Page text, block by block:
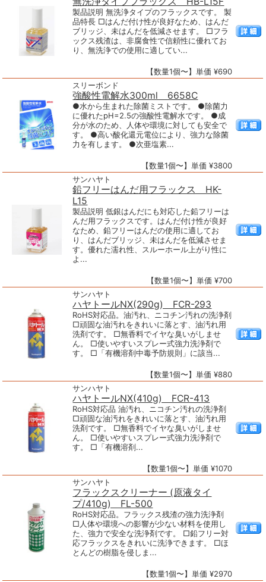
製品説明 無洗浄タイプのフラックスです。 製
品特長 □はんだ付け性が良好なため、はんだ
ブリッジ、未はんだを低減させます。 □フラ
ックス残渣は、非腐食性で信頼性に優れてお
り、無洗浄での使用に適してい...
【数量1個〜】単価 ¥690
スリーボンド
強酸性電解水300ml 6658C
●水から生まれた除菌ミストです。 ●除菌力
に優れたpH=2.5の強酸性電解水です。 ●成
分が水のため、人体や環境に対しても安全で
す。 ●高い酸化還元電位により、強力な除菌
力を有します。 ●次亜塩素...
【数量1個〜】単価 ¥3800
サンハヤト
鉛フリーはんだ用フラックス HK-
L15
製品説明 低銀はんだにも対応した鉛フリーは
んだ用フラックスです。はんだ付け性が良好
なため、鉛フリーはんだの使用に適してお
り、はんだブリッジ、未はんだを低減させま
す。優れた濡れ性、スルーホール上がり性に
よ...
【数量1個〜】単価 ¥700
サンハヤト
ハヤトールNX(290g) FCR-293
RoHS対応品。油汚れ、ニコチン汚れの洗浄剤
□頑固な油汚れをきれいに落とす、油汚れ用
洗剤です。 □無香料でイヤな臭いがしませ
ん。 □使いやすいスプレー式強力洗浄剤で
す。 □「有機溶剤中毒予防規則」に該当...
【数量1個〜】単価 ¥880
サンハヤト
ハヤトールNX(410g) FCR-413
RoHS対応品 油汚れ、ニコチン汚れの洗浄剤
□頑固な油汚れをきれいに落とす、油汚れ用
洗剤です。 □無香料でイヤな臭いがしませ
ん。 □使いやすいスプレー式強力洗浄剤で
す。 □「有機溶剤...
【数量1個〜】単価 ¥1070
サンハヤト
フラックスクリーナー (原液タイ
プ/410g) FL-500
RoHS対応品。フラックス残渣の強力洗浄剤
□人体や環境への影響が少ない材料を使用し
た、強力で安全な洗浄剤です。 □鉛フリー対
応フラックスをきれいに洗浄できます。 □ほ
とんどの樹脂を侵しま...
【数量1個〜】単価 ¥2970